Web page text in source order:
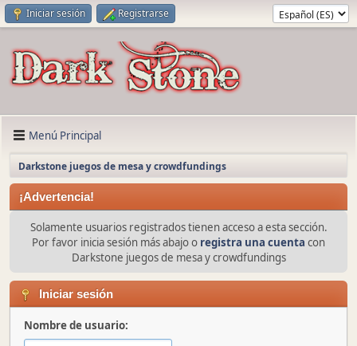
Iniciar sesión Registrarse
Menú Principal
Darkstone juegos de mesa y crowdfundings
¡Advertencia!
Solamente usuarios registrados tienen acceso a esta sección.
Por favor inicia sesión más abajo o registra una cuenta con
Darkstone juegos de mesa y crowdfundings
Iniciar sesión
Nombre de usuario: